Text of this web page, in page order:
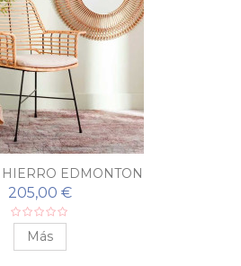
EDMONTON
205,00 €
Más